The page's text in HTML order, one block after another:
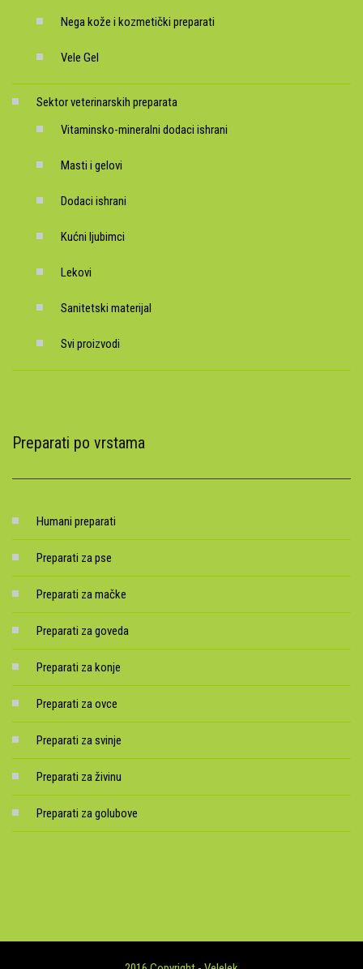
Nega kože i kozmetički preparati
Vele Gel
Sektor veterinarskih preparata
Vitaminsko-mineralni dodaci ishrani
Masti i gelovi
Dodaci ishrani
Kućni ljubimci
Lekovi
Sanitetski materijal
Svi proizvodi
Preparati po vrstama
Humani preparati
Preparati za pse
Preparati za mačke
Preparati za goveda
Preparati za konje
Preparati za ovce
Preparati za svinje
Preparati za živinu
Preparati za golubove